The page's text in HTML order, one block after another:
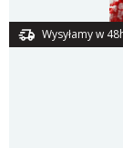
Wysyłamy w